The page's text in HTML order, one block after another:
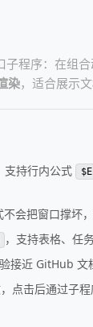
程序：在组
染，适合展示
支持行内公式
会把窗口撑坏
，支持表格、任
接近 GitHub 文
点击后通过子